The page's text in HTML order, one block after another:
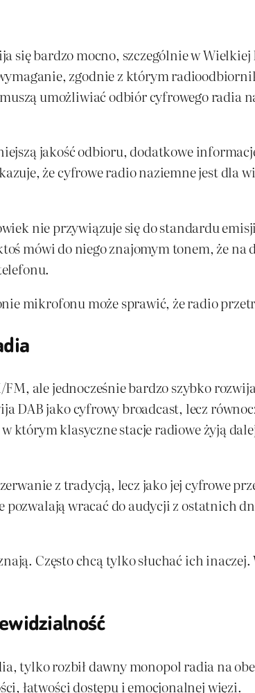
się bardzo mocno, szczególnie w
zgodnie z którym
umożliwiać odbiór cyfrowego radia
jakość odbioru, dodatkowe
że cyfrowe radio naziemne jest dla
nie przywiązuje się do standardu
mówi do niego znajomym tonem, że na
mikrofonu może sprawić, że radio
ale jednocześnie bardzo szybko
DAB jako cyfrowy broadcast, lecz
którym klasyczne stacje radiowe żyją
z tradycją, lecz jako jej cyfrowe
wracać do audycji z ostatnich
Często chcą tylko słuchać ich inaczej.
tylko rozbił dawny monopol radia na
łatwości dostępu i emocjonalnej więzi.